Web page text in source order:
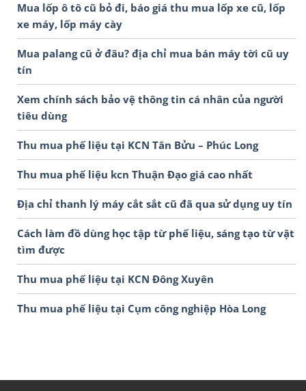
Mua lốp ô tô cũ bỏ đi, báo giá thu mua lốp xe cũ, lốp
xe máy, lốp máy cày
Mua palang cũ ở đâu? địa chỉ mua bán máy tời cũ uy
tín
Xem chính sách bảo vệ thông tin cá nhân của người
tiêu dùng
Thu mua phế liệu tại KCN Tân Bửu – Phúc Long
Thu mua phế liệu kcn Thuận Đạo giá cao nhất
Địa chỉ thanh lý máy cắt sắt cũ đã qua sử dụng uy tín
Cách làm đồ dùng học tập từ phế liệu, sáng tạo từ vật
tìm được
Thu mua phế liệu tại KCN Đông Xuyên
Thu mua phế liệu tại Cụm công nghiệp Hòa Long